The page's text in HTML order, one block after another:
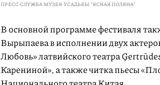
ПРЕСС-СЛУЖБА МУЗЕЯ-УСАДЬБЫ "ЯСНАЯ ПОЛЯНА"
В основной программе фестиваля
Вырыпаева в исполнении двух
Любовь» латвийского театра
Карениной», а также читка пьесы